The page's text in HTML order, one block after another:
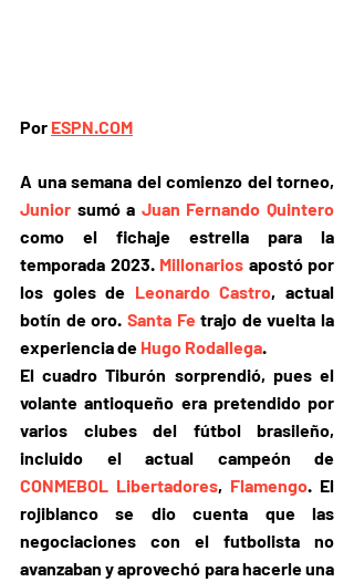
Por ESPN.COM
Junior sumó a Juan Fernando Quintero
como el fichaje estrella para la
temporada 2023. Millonarios apostó por
los goles de Leonardo Castro, actual
botín de oro. Santa Fe trajo de vuelta la
experiencia de Hugo Rodallega.
El cuadro Tiburón sorprendió, pues el
volante antioqueño era pretendido por
varios clubes del fútbol brasileño,
CONMEBOL Libertadores, Flamengo. El
rojiblanco se dio cuenta que las
negociaciones con el futbolista no
avanzaban y aprovechó para hacerle una